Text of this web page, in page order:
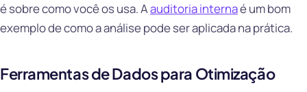
é sobre como você os usa. Aauditoria internaé um bom
exemplo de como a análise pode ser aplicada na prática.
Ferramentas de Dados para Otimização